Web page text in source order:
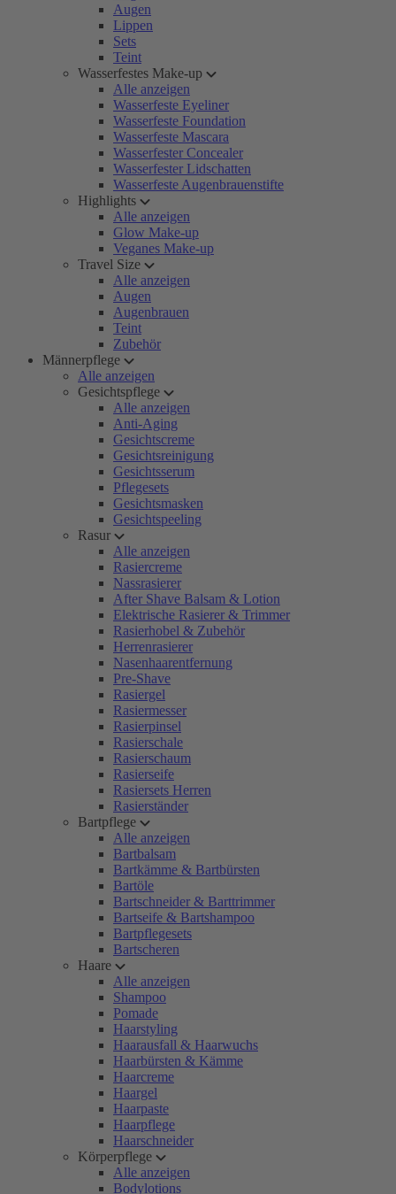
Augen
Lippen
Sets
Teint
Wasserfestes Make-up
Alle anzeigen
Wasserfeste Eyeliner
Wasserfeste Foundation
Wasserfeste Mascara
Wasserfester Concealer
Wasserfester Lidschatten
Wasserfeste Augenbrauenstifte
Highlights
Alle anzeigen
Glow Make-up
Veganes Make-up
Travel Size
Alle anzeigen
Augen
Augenbrauen
Teint
Zubehör
Männerpflege
Alle anzeigen
Gesichtspflege
Alle anzeigen
Anti-Aging
Gesichtscreme
Gesichtsreinigung
Gesichtsserum
Pflegesets
Gesichtsmasken
Gesichtspeeling
Rasur
Alle anzeigen
Rasiercreme
Nassrasierer
After Shave Balsam & Lotion
Elektrische Rasierer & Trimmer
Rasierhobel & Zubehör
Herrenrasierer
Nasenhaarentfernung
Pre-Shave
Rasiergel
Rasiermesser
Rasierpinsel
Rasierschale
Rasierschaum
Rasierseife
Rasiersets Herren
Rasierständer
Bartpflege
Alle anzeigen
Bartbalsam
Bartkämme & Bartbürsten
Bartöle
Bartschneider & Barttrimmer
Bartseife & Bartshampoo
Bartpflegesets
Bartscheren
Haare
Alle anzeigen
Shampoo
Pomade
Haarstyling
Haarausfall & Haarwuchs
Haarbürsten & Kämme
Haarcreme
Haargel
Haarpaste
Haarpflege
Haarschneider
Körperpflege
Alle anzeigen
Bodylotions